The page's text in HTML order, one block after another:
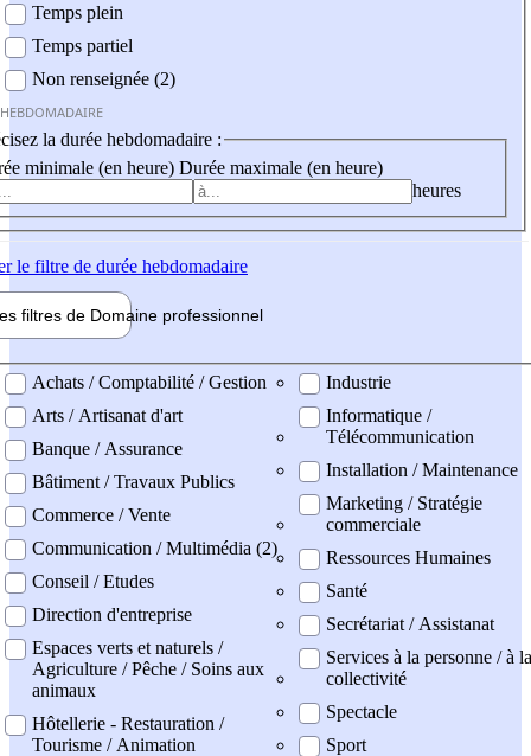
Temps plein
Temps partiel
Non renseignée (2)
la durée hebdomadaire :
minimale (en heure) Durée maximale (en heure)
heures
le filtre de durée hebdomadaire
filtres de Domaine professionnel
professionel
Achats / Comptabilité / Gestion
Arts / Artisanat d'art
Banque / Assurance
Bâtiment / Travaux Publics
Commerce / Vente
Communication / Multimédia (2)
Conseil / Etudes
Direction d'entreprise
Espaces verts et naturels /
Agriculture / Pêche / Soins aux
animaux
Hôtellerie - Restauration /
Tourisme / Animation
Industrie
Informatique /
Télécommunication
Installation / Maintenance
Marketing / Stratégie
commerciale
Ressources Humaines
Santé
Secrétariat / Assistanat
Services à la personne / à la
collectivité
Spectacle
Sport